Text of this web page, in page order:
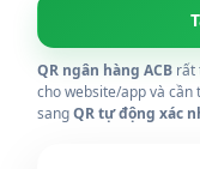
QR ngân hàng ACB rất
cho website/app và cần
sangQR tự động xác